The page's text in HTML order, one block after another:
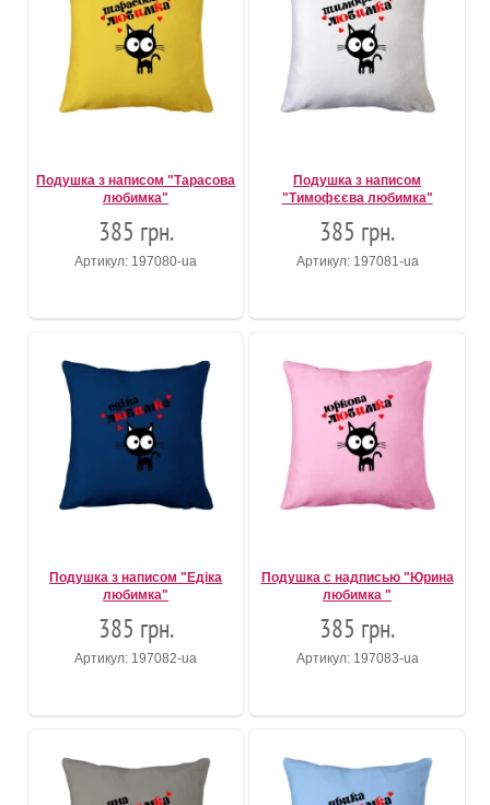
Подушка з написом "Тарасова
любимка"
385 грн.
Артикул: 197080-ua
Подушка з написом
"Тимофєєва любимка"
385 грн.
Артикул: 197081-ua
Подушка з написом "Едіка
любимка"
385 грн.
Артикул: 197082-ua
Подушка с надписью "Юрина
любимка "
385 грн.
Артикул: 197083-ua